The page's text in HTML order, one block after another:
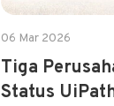
06 Mar 2026
Tiga
Status